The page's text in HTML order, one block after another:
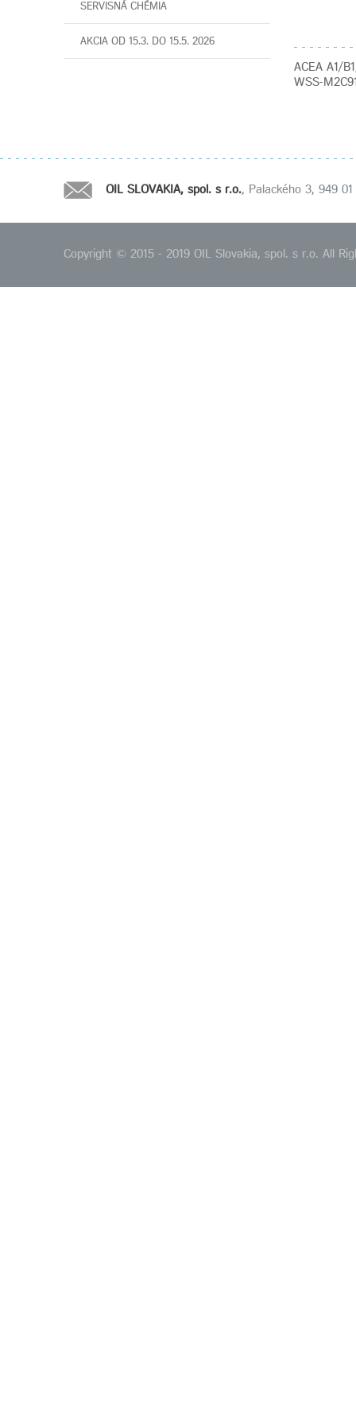
SERVISNÁ CHÉMIA
AKCIA OD 15.3. DO 15.5. 2026
ACEA A1/
WSS-
OIL SLOVAKIA, spol. s r.o., Palackého 3, 949
Copyright © 2015 - 2019 OIL Slovakia, spol. s r.o. All